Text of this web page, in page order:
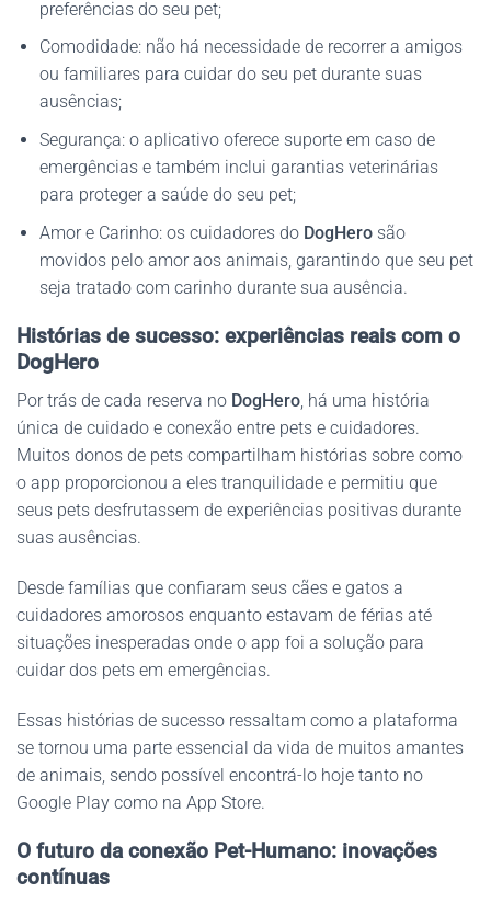
preferências do seu pet;
Comodidade: não há necessidade de recorrer a amigos
ou familiares para cuidar do seu pet durante suas
ausências;
Segurança: o aplicativo oferece suporte em caso de
emergências e também inclui garantias veterinárias
para proteger a saúde do seu pet;
Amor e Carinho: os cuidadores do DogHerosão
movidos pelo amor aos animais, garantindo que seu pet
seja tratado com carinho durante sua ausência.
Histórias de sucesso: experiências reais com o
DogHero
Por trás de cada reserva no DogHero, há uma história
única de cuidado e conexão entre pets e cuidadores.
Muitos donos de pets compartilham histórias sobre como
o app proporcionou a eles tranquilidade e permitiu que
seus pets desfrutassem de experiências positivas durante
suas ausências.
Desde famílias que confiaram seus cães e gatos a
cuidadores amorosos enquanto estavam de férias até
situações inesperadas onde o app foi a solução para
cuidar dos pets em emergências.
Essas histórias de sucesso ressaltam como a plataforma
se tornou uma parte essencial da vida de muitos amantes
de animais, sendo possível encontrá-lo hoje tanto no
Google Play como na App Store.
O futuro da conexão Pet-Humano: inovações
contínuas